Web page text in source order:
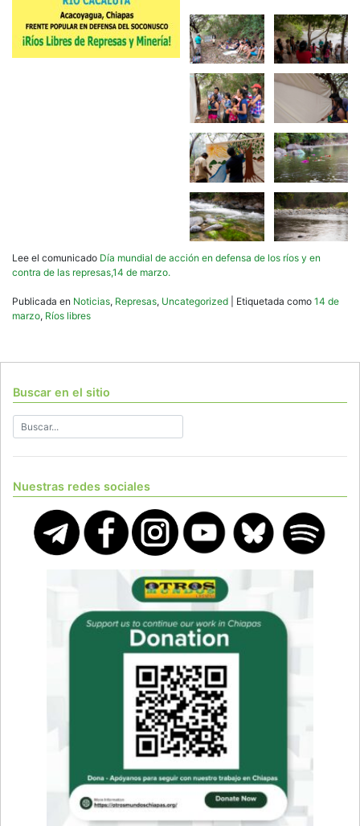
Lee el comunicado Día mundial de acción en defensa de los ríos y en
contra de las represas,14 de marzo.
Publicada en Noticias, Represas, Uncategorized Etiquetada como 14 de
marzo, Ríos libres
Buscar en el sitio
Nuestras redes sociales